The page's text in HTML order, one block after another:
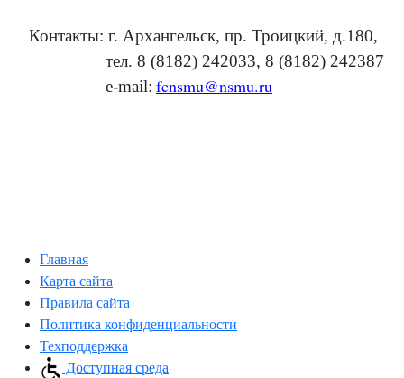
Контакты: г. Архангельск, пр. Троицкий, д.180,
тел. 8 (8182) 242033, 8 (8182) 242387
е-mail: fcnsmu@nsmu.ru
Главная
Карта сайта
Правила сайта
Политика конфиденциальности
Техподдержка
Доступная среда